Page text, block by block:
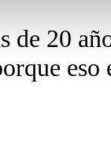
de 20
eso